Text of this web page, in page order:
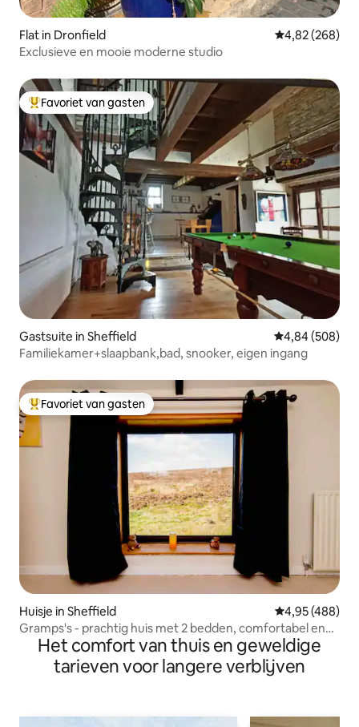
Flat in Dronfield Gemiddelde
4,82 (268)
Exclusieve en mooie moderne studio
Topfavoriet van gasten
Favoriet van gasten
Gastsuite in Sheffield Gemiddelde
4,84 (508)
Familiekamer+slaapbank,bad, snooker, eigen ingang
Topfavoriet van gasten
Favoriet van gasten
Huisje in Sheffield Gemiddelde
4,95 (488)
Gramps's - prachtig huis met 2 bedden, comfortabel en
gezellig
Het comfort van thuis en geweldige
tarieven voor langere verblijven